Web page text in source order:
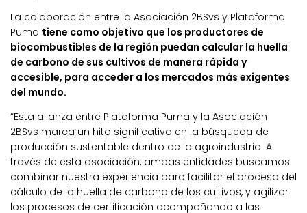
La colaboración entre la Asociación 2BSvs y Plataforma
Puma tiene como objetivo que los productores de
biocombustibles de la región puedan calcular la huella
de carbono de sus cultivos de manera rápida y
accesible, para acceder a los mercados más exigentes
del mundo.
“Esta alianza entre Plataforma Puma y la Asociación
2BSvs marca un hito significativo en la búsqueda de
producción sustentable dentro de la agroindustria. A
través de esta asociación, ambas entidades buscamos
combinar nuestra experiencia para facilitar el proceso del
cálculo de la huella de carbono de los cultivos, y agilizar
los procesos de certificación acompañando a las